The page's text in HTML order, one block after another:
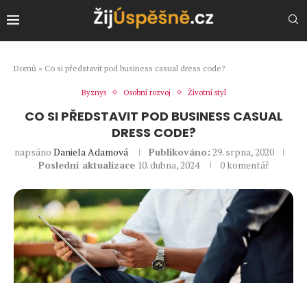
Domů » Co si představit pod business casual dress code?
Byznys Osobní rozvoj Životní styl
CO SI PŘEDSTAVIT POD BUSINESS CASUAL
DRESS CODE?
napsáno Daniela Adamová Publikováno: 29. srpna, 2020
Poslední aktualizace 10. dubna, 2024 0 komentář